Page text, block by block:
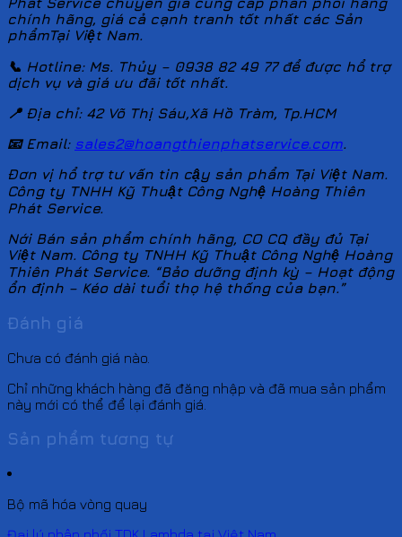
chính hãng, giá cả cạnh tranh tốt nhất các Sản
phẩmTại Việt Nam.
📞 Hotline: Ms. Thủy – 0938 82 49 77 để được hổ trợ
dịch vụ và giá ưu đãi tốt nhất.
📍 Địa chỉ: 42 Võ Thị Sáu,Xã Hồ Tràm, Tp.HCM
📧 Email: sales2@hoangthienphatservice.com.
Đơn vị hổ trợ tư vấn tin cậy sản phẩm Tại Việt Nam.
Công ty TNHH Kỹ Thuật Công Nghệ Hoàng Thiên
Phát Service.
Nới Bán sản phẩm chính hãng, CO CQ đầy đủ Tại
Việt Nam. Công ty TNHH Kỹ Thuật Công Nghệ Hoàng
Thiên Phát Service. “Bảo dưỡng định kỳ – Hoạt động
ổn định – Kéo dài tuổi thọ hệ thống của bạn.”
Đánh giá
Chưa có đánh giá nào.
Chỉ những khách hàng đã đăng nhập và đã mua sản phẩm
này mới có thể để lại đánh giá.
Sản phẩm tương tự
Bộ mã hóa vòng quay